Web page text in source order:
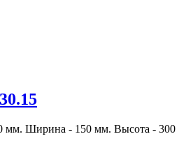
мм. Ширина - 150 мм. Высота - 300